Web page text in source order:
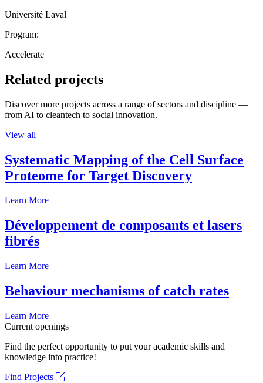
Université Laval
Program:
Accelerate
Related projects
Discover more projects across a range of sectors and discipline —
from AI to cleantech to social innovation.
View all
Systematic Mapping of the Cell Surface
Proteome for Target Discovery
Learn More
Développement de composants et lasers
fibrés
Learn More
Behaviour mechanisms of catch rates
Learn More
Current openings
Find the perfect opportunity to put your academic skills and
knowledge into practice!
Find Projects